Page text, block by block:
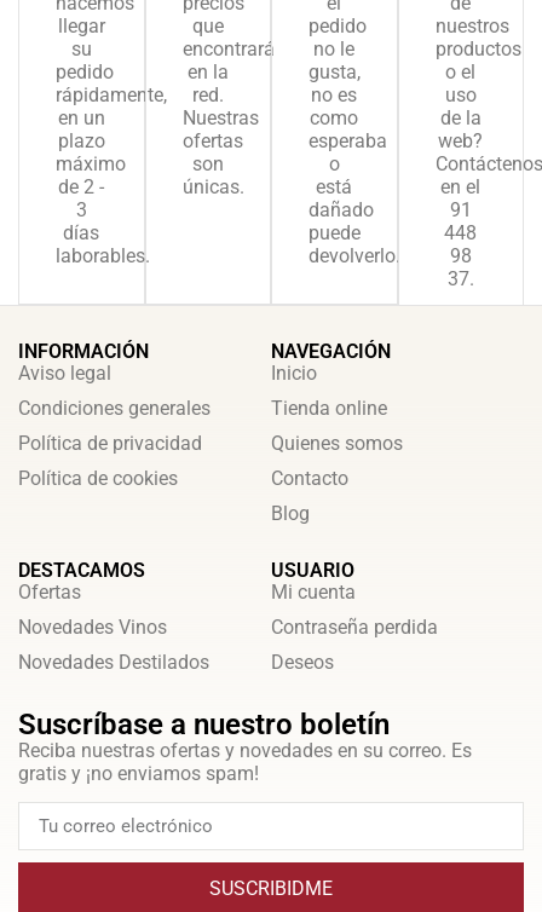
llegar
su
pedido
rápidamente,
en un
plazo
máximo
de 2 -
3
días
laborables.
que
encontrará
en la
red.
Nuestras
ofertas
son
únicas.
pedido
no le
gusta,
no es
como
esperaba
o
está
dañado
puede
devolverlo.
nuestros
productos
o el
uso
de la
web?
Contáctenos
en el
91
448
98
37.
INFORMACIÓN
Aviso legal
Condiciones generales
Política de privacidad
Política de cookies
NAVEGACIÓN
Inicio
Tienda online
Quienes somos
Contacto
Blog
DESTACAMOS
Ofertas
Novedades Vinos
Novedades Destilados
USUARIO
Mi cuenta
Contraseña perdida
Deseos
Suscríbase a nuestro boletín
Reciba nuestras ofertas y novedades en su correo. Es
gratis y ¡no enviamos spam!
SUSCRIBIDME